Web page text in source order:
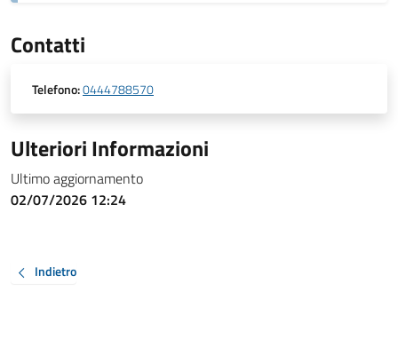
Contatti
Telefono:0444788570
Ulteriori Informazioni
Ultimo aggiornamento
02/07/2026 12:24
Indietro